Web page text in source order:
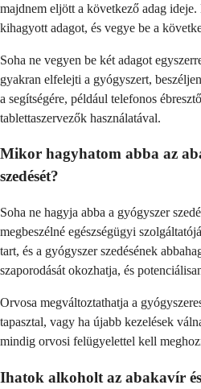
majdnem eljött a következő adag ideje.
kihagyott adagot, és vegye be a
Soha ne vegyen be két adagot
gyakran elfelejti a gyógyszert,
a segítségére, például telefonos
tablettaszervezők használatával.
Mikor hagyhatom abba az
szedését?
Soha ne hagyja abba a gyógyszer
megbeszélné egészségügyi
tart, és a gyógyszer szedésének
szaporodását okozhatja, és
Orvosa megváltoztathatja a
tapasztal, vagy ha újabb kezelések
mindig orvosi felügyelettel kell
Ihatok alkoholt az abakavír